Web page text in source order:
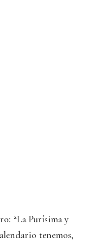
“La Purísima y
tenemos,